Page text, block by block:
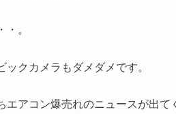
。
クカメラもダメダメです。
エアコン爆売れのニュースが出て